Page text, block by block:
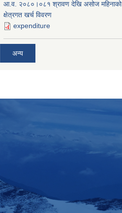
आ.व. २०८०।०८१ श्रावण देखि असोज महिनाको
क्षेत्रगत खर्च विवरण
expenditure
अन्य